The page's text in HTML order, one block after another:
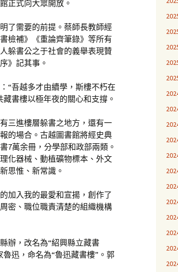
正式向大眾開放。
了需要的前提。蔡師長教師經
檢補》《重論齊筆錄》等所有
躲書公之于社會的義舉表現贊
》記其事。
“吾越多才由續學，斯樓不朽在
書樓以極年夜的關心和支撐。
三進樓層躲書之地方，還有一
的場合。古越圖書館將經史典
7萬余冊，分學部和政部兩類。
化器械、動植礦物標本、外文
思惟、新常識。
加入我的最愛和宣揚，創作了
密、職位職責清楚的組織機構
辦，改名為“紹興縣立藏書
迅，命名為“魯迅藏書樓”。郭